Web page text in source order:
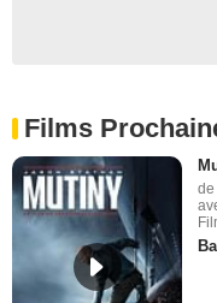
Films
de